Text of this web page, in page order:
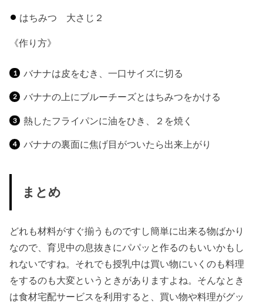
はちみつ 大さじ２
《作り方》
バナナは皮をむき、一口サイズに切る
バナナの上にブルーチーズとはちみつをかける
熱したフライパンに油をひき、２を焼く
バナナの裏面に焦げ目がついたら出来上がり
まとめ
どれも材料がすぐ揃うものですし簡単に出来る物ばかり
なので、育児中の息抜きにパパッと作るのもいいかもし
れないですね。それでも授乳中は買い物にいくのも料理
をするのも大変というときがありますよね。そんなとき
は食材宅配サービスを利用すると、買い物や料理がグッ